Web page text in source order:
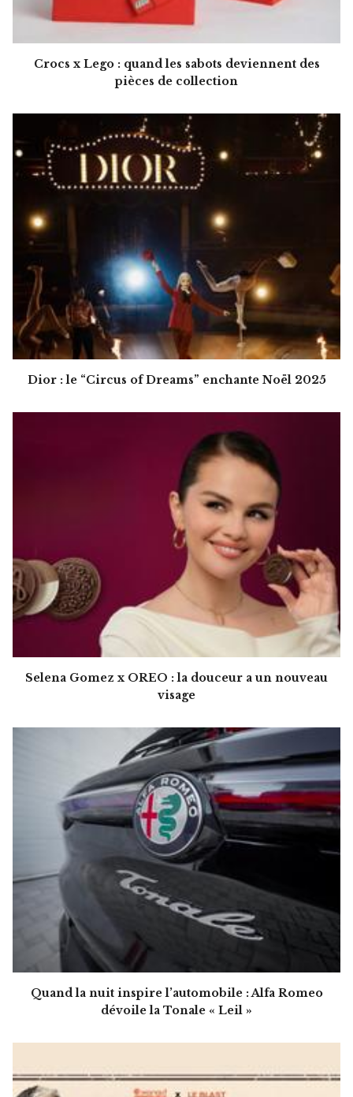
Crocs x Lego : quand les sabots deviennent des
pièces de collection
Dior : le “Circus of Dreams” enchante Noël 2025
Selena Gomez x OREO : la douceur a un nouveau
visage
Quand la nuit inspire l’automobile : Alfa Romeo
dévoile la Tonale « Leil »